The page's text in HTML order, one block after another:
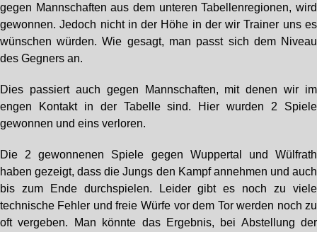
gegen Mannschaften aus dem unteren Tabellenregionen, wird
gewonnen. Jedoch nicht in der Höhe in der wir Trainer uns es
wünschen würden. Wie gesagt, man passt sich dem Niveau
des Gegners an.
Dies passiert auch gegen Mannschaften, mit denen wir im
engen Kontakt in der Tabelle sind. Hier wurden 2 Spiele
gewonnen und eins verloren.
Die 2 gewonnenen Spiele gegen Wuppertal und Wülfrath
haben gezeigt, dass die Jungs den Kampf annehmen und auch
bis zum Ende durchspielen. Leider gibt es noch zu viele
technische Fehler und freie Würfe vor dem Tor werden noch zu
oft vergeben. Man könnte das Ergebnis, bei Abstellung der